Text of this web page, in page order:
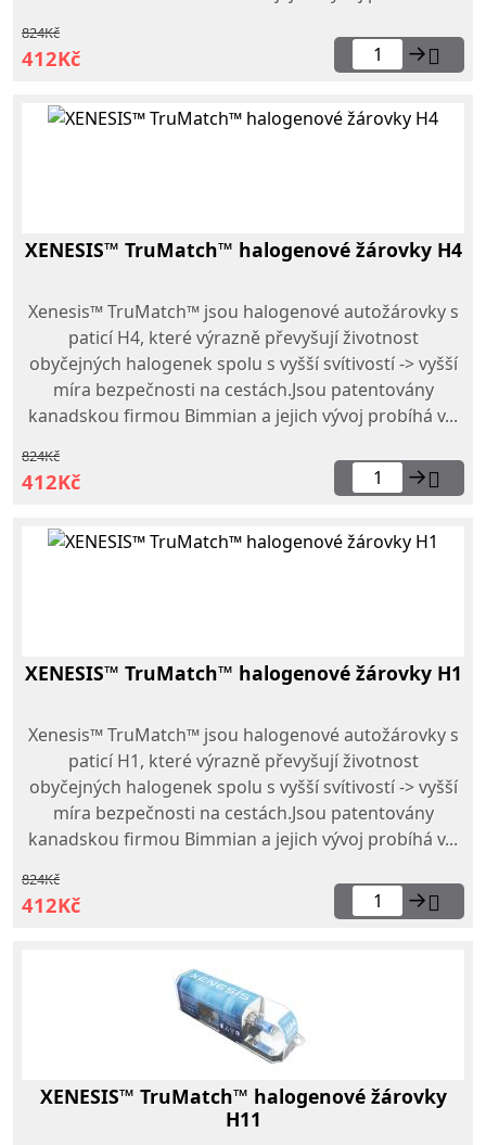
824Kč
412Kč →
XENESIS™ TruMatch™ halogenové žárovky H4
Xenesis™ TruMatch™ jsou halogenové autožárovky s
paticí H4, které výrazně převyšují životnost
obyčejných halogenek spolu s vyšší svítivostí -> vyšší
míra bezpečnosti na cestách.Jsou patentovány
kanadskou firmou Bimmian a jejich vývoj probíhá v...
824Kč
412Kč →
XENESIS™ TruMatch™ halogenové žárovky H1
Xenesis™ TruMatch™ jsou halogenové autožárovky s
paticí H1, které výrazně převyšují životnost
obyčejných halogenek spolu s vyšší svítivostí -> vyšší
míra bezpečnosti na cestách.Jsou patentovány
kanadskou firmou Bimmian a jejich vývoj probíhá v...
824Kč
412Kč →
XENESIS™ TruMatch™ halogenové žárovky
H11